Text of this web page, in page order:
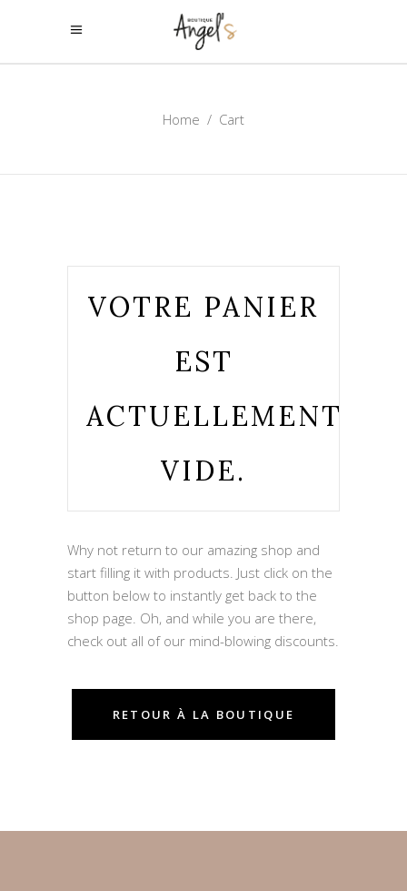
Home / Cart
VOTRE PANIER
EST
ACTUELLEMENT
VIDE.
Why not return to our amazing shop and
start filling it with products. Just click on the
button below to instantly get back to the
shop page. Oh, and while you are there,
check out all of our mind-blowing discounts.
RETOUR À LA BOUTIQUE